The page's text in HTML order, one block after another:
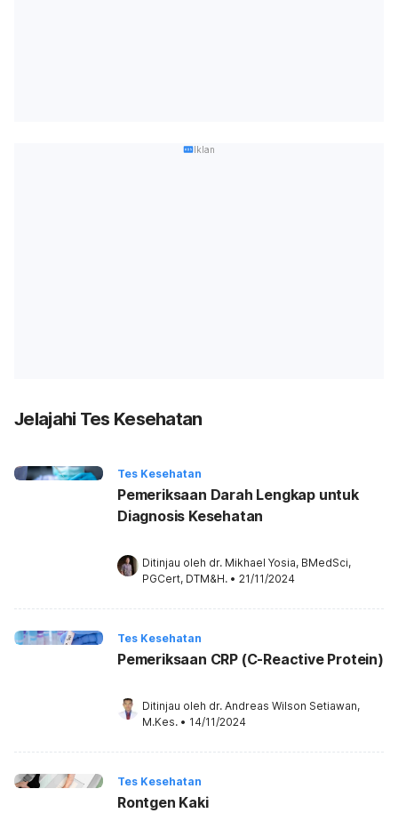
Iklan
Jelajahi Tes Kesehatan
Tes Kesehatan
Pemeriksaan Darah Lengkap untuk
Diagnosis Kesehatan
Ditinjau oleh dr. Mikhael Yosia, BMedSci,
PGCert, DTM&H. • 21/11/2024
Tes Kesehatan
Pemeriksaan CRP (C-Reactive Protein)
Ditinjau oleh dr. Andreas Wilson Setiawan,
M.Kes. • 14/11/2024
Tes Kesehatan
Rontgen Kaki